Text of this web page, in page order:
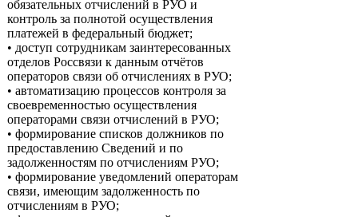
обязательных отчислений в РУО и
контроль за полнотой осуществления
платежей в федеральный бюджет;
• доступ сотрудникам заинтересованных
отделов Россвязи к данным отчётов
операторов связи об отчислениях в РУО;
• автоматизацию процессов контроля за
своевременностью осуществления
операторами связи отчислений в РУО;
• формирование списков должников по
предоставлению Сведений и по
задолженностям по отчислениям РУО;
• формирование уведомлений операторам
связи, имеющим задолженность по
отчислениям в РУО;